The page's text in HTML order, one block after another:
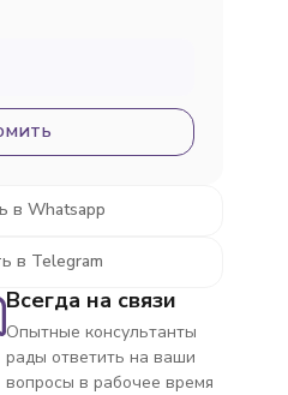
в Whatsapp
в Telegram
Всегда на связи
Опытные консультанты
рады ответить на ваши
вопросы в рабочее время